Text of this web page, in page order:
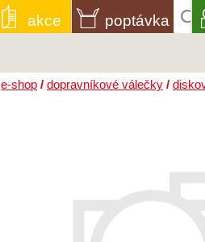
e-shop / dopravníkové válečky /
akce poptávka